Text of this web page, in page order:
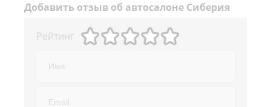
Добавить отзыв об автосалоне Сиберия
Рейтинг